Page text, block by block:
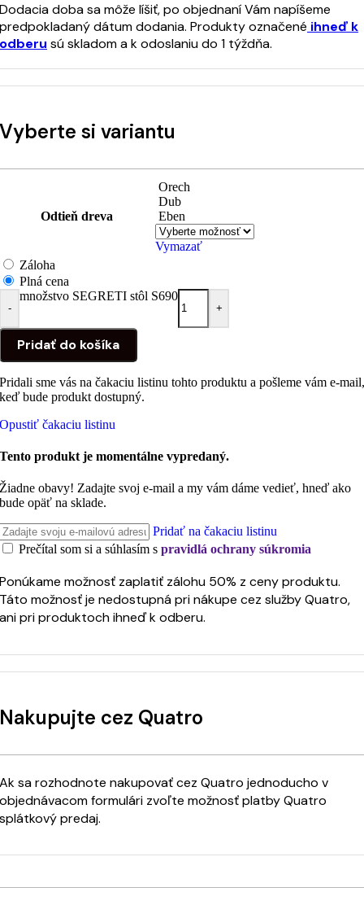
Dodacia doba sa môže líšiť, po objednaní Vám napíšeme
predpokladaný dátum dodania. Produkty označené ihneď k
odberu sú skladom a k odoslaniu do 1 týždňa.
Vyberte si variantu
Odtieň dreva
Orech
Dub
Eben
Vymazať
Záloha
Plná cena
-
množstvo SEGRETI stôl S690
+
Pridať do košíka
Pridali sme vás na čakaciu listinu tohto produktu a pošleme vám e-mail,
keď bude produkt dostupný.
Opustiť čakaciu listinu
Tento produkt je momentálne vypredaný.
Žiadne obavy! Zadajte svoj e-mail a my vám dáme vedieť, hneď ako
bude opäť na sklade.
Pridať na čakaciu listinu
Prečítal som si a súhlasím s pravidlá ochrany súkromia
Ponúkame možnosť zaplatiť zálohu 50% z ceny produktu.
Táto možnosť je nedostupná pri nákupe cez služby Quatro,
ani pri produktoch ihneď k odberu.
Nakupujte cez Quatro
Ak sa rozhodnote nakupovať cez Quatro jednoducho v
objednávacom formulári zvoľte možnosť platby Quatro
splátkový predaj.